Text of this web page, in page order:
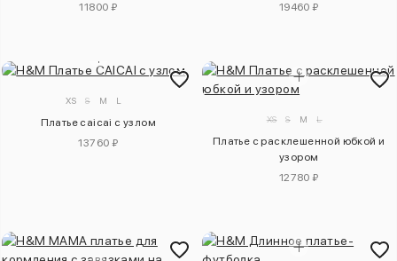
11800 ₽
19460 ₽
XS S M L
Платье caicai с узлом
13760 ₽
XS S M L
Платье с расклешенной юбкой и
узором
12780 ₽